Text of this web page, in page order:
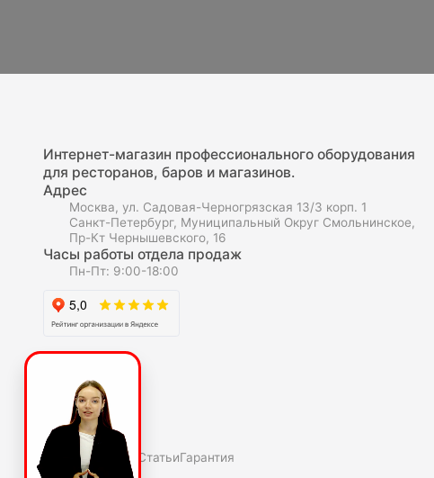
Интернет-магазин профессионального оборудования
для ресторанов, баров и магазинов.
Адрес
Москва, ул. Садовая-Черногрязская 13/3 корп. 1
Санкт-Петербург, Муниципальный Округ Смольнинское,
Пр-Кт Чернышевского, 16
Часы работы отдела продаж
Пн-Пт: 9:00-18:00
О компаниии
О нас
Полезное
Скидки и акции СтатьиГарантия